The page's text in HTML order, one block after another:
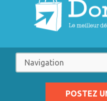
POSTEZ